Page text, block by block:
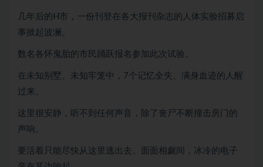
几年后的H市，一份刊登在各大报刊杂志的人体实验招募启
事掀起波澜。
数名各怀鬼胎的市民踊跃报名参加此次试验。
在未知别墅、未知牢笼中，7个记忆全失、满身血迹的人醒
过来。
这里很安静，听不到任何声音，除了丧尸不断撞击房门的
声响。
要活着只能尽快从这里逃出去。面面相觑间，冰冷的电子